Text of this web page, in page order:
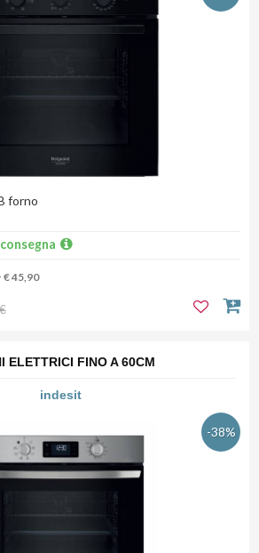
forno
€ 45,90
ELETTRICI FINO A 60CM
indesit
-38%